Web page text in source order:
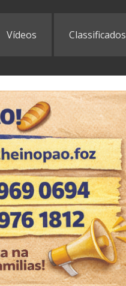
Vídeos Classificados